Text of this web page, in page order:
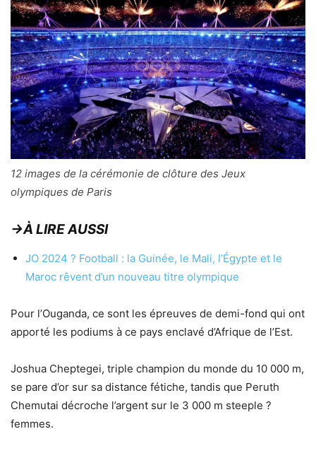
12 images de la cérémonie de clôture des Jeux
olympiques de Paris
→À LIRE AUSSI
JO 2024 ? Football : la Guinée, le Mali, l’Égypte et le
Maroc rêvent d’un nouveau titre olympique
Pour l’Ouganda, ce sont les épreuves de demi-fond qui ont
apporté les podiums à ce pays enclavé d’Afrique de l’Est.
Joshua Cheptegei, triple champion du monde du 10 000 m,
se pare d’or sur sa distance fétiche, tandis que Peruth
Chemutai décroche l’argent sur le 3 000 m steeple ?
femmes.